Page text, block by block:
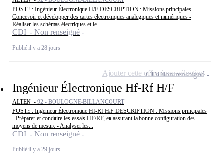
POSTE : Ingénieur Électronique H/F DESCRIPTION : Missions principales -
Concevoir et développer des cartes électroniques analogiques et numériques -
Réaliser les schémas électriques et le...
CDI - Non renseigné
Publié il y a 28 jours
Ingénieur Électronique Hf-Rf H/F
ALTEN - 92 - BOULOGNE-BILLANCOURT
POSTE : Ingénieur Électronique Hf-Rf H/F DESCRIPTION : Missions principales
- Préparer et conduire les essais HF/RF, en assurant la bonne configuration des
moyens de mesure - Analyser les...
CDI - Non renseigné
Publié il y a 29 jours
CDINon renseigné
Ajouter cette offre à ma sélection